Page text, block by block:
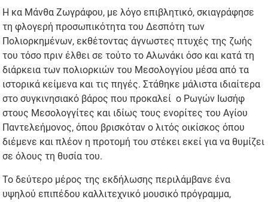
Η κα Μάνθα Ζωγράφου, με λόγο επιβλητικό, σκιαγράφησε
τη φλογερή προσωπικότητα του Δεσπότη των
Πολιορκημένων, εκθέτοντας άγνωστες πτυχές της ζωής
του τόσο πριν έλθει σε τούτο το Αλωνάκι όσο και κατά τη
διάρκεια των πολιορκιών του Μεσολογγίου μέσα από τα
ιστορικά κείμενα και τις πηγές. Στάθηκε μάλιστα ιδιαίτερα
στο συγκινησιακό βάρος που προκαλεί ο Ρωγών Ιωσήφ
στους Μεσολογγίτες και ιδίως τους ενορίτες του Αγίου
Παντελεήμονος, όπου βρισκόταν ο λιτός οικίσκος όπου
διέμενε και πλέον η προτομή του στέκει εκεί για να θυμίζει
σε όλους τη θυσία του.
Το δεύτερο μέρος της εκδήλωσης περιλάμβανε ένα
υψηλού επιπέδου καλλιτεχνικό μουσικό πρόγραμμα,